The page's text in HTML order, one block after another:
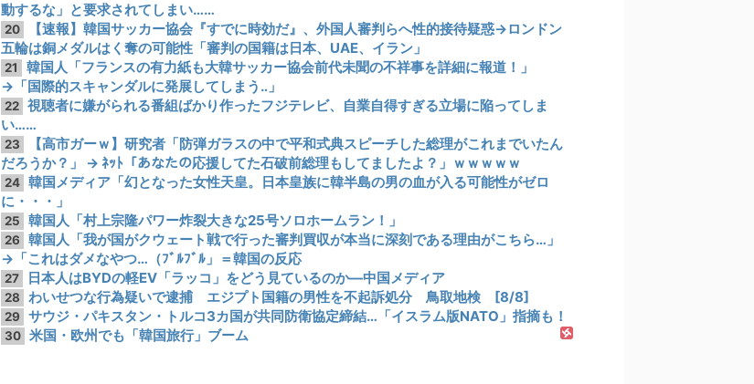
動するな」と要求されてしまい……
20
【速報】韓国サッカー協会『すでに時効だ』、外国人審判らへ性的接待疑惑→ロンドン
五輪は銅メダルはく奪の可能性「審判の国籍は日本、UAE、イラン」
21
韓国人「フランスの有力紙も大韓サッカー協会前代未聞の不祥事を詳細に報道！」
→「国際的スキャンダルに発展してしまう‥」
22 視聴者に嫌がられる番組ばかり作ったフジテレビ、自業自得すぎる立場に陥ってしま
い……
23
【高市ガーｗ】研究者「防弾ガラスの中で平和式典スピーチした総理がこれまでいたん
だろうか？」 → ﾈｯﾄ「あなたの応援してた石破前総理もしてましたよ？」ｗｗｗｗｗ
24 韓国メディア「幻となった女性天皇。日本皇族に韓半島の男の血が入る可能性がゼロ
に・・・」
25 韓国人「村上宗隆パワー炸裂大きな25号ソロホームラン！」
26
韓国人「我が国がクウェート戦で行った審判買収が本当に深刻である理由がこちら…」
→「これはダメなやつ…（ﾌﾞﾙﾌﾞﾙ」＝韓国の反応
27 日本人はBYDの軽EV「ラッコ」をどう見ているのか―中国メディア
28 わいせつな行為疑いで逮捕 エジプト国籍の男性を不起訴処分 鳥取地検 [8/8]
29 サウジ・パキスタン・トルコ3カ国が共同防衛協定締結…「イスラム版NATO」指摘も！
30 米国・欧州でも「韓国旅行」ブーム